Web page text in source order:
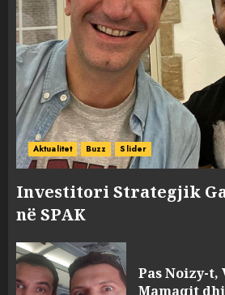
Aktualitet Buzz Slider
Investitori Strategjik
në SPAK
Pas Noizy-t,
Mamaqit